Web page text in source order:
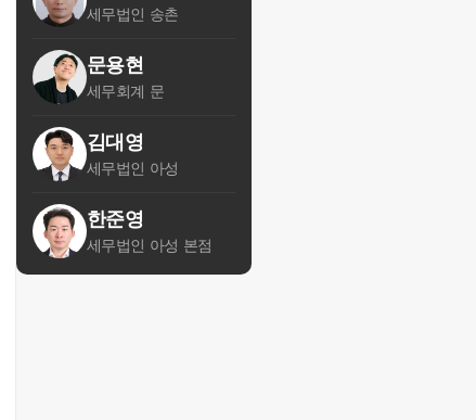
세무법인 송촌
문용현
세무회계 문
김대영
세무법인 아성
한준영
세무법인 아성 본점